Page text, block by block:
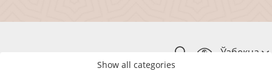
Ўзбекча
Show all categories